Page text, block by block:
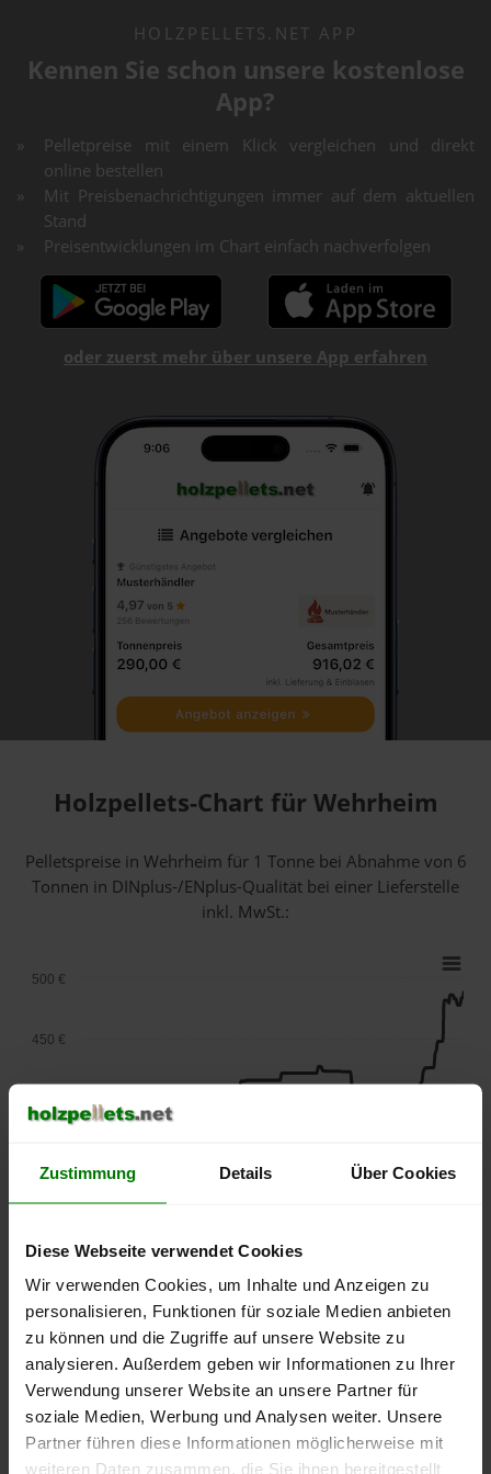
Zustimmung Details Über Cookies
Diese Webseite verwendet Cookies
Wir verwenden Cookies, um Inhalte und Anzeigen zu
personalisieren, Funktionen für soziale Medien anbieten
zu können und die Zugriffe auf unsere Website zu
analysieren. Außerdem geben wir Informationen zu Ihrer
Verwendung unserer Website an unsere Partner für
soziale Medien, Werbung und Analysen weiter. Unsere
Partner führen diese Informationen möglicherweise mit
weiteren Daten zusammen, die Sie ihnen bereitgestellt
HOLZPELLETS.NET APP
Kennen Sie schon unsere kostenlose
App?
Pelletpreise mit einem Klick vergleichen und direkt
online bestellen
Mit Preisbenachrichtigungen immer auf dem aktuellen
Stand
Preisentwicklungen im Chart einfach nachverfolgen
oder zuerst mehr über unsere App erfahren
Holzpellets-Chart für Wehrheim
Pelletspreise in Wehrheim für 1 Tonne bei Abnahmevon 6
Tonnen in DINplus-/ENplus-Qualität bei einer Lieferstelle
inkl. MwSt.:
lose Ware
2025
2026
2026
250 €
450 €
500 €
Die aktuelle Preisentwicklung für Holzpellets in Deutschland
können Sie jederzeit auf unsererPelletspreise-Seite
nachvollziehen.